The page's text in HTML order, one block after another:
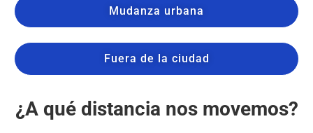
Mudanza urbana
Fuera de la ciudad
¿A qué distancia nos movemos?